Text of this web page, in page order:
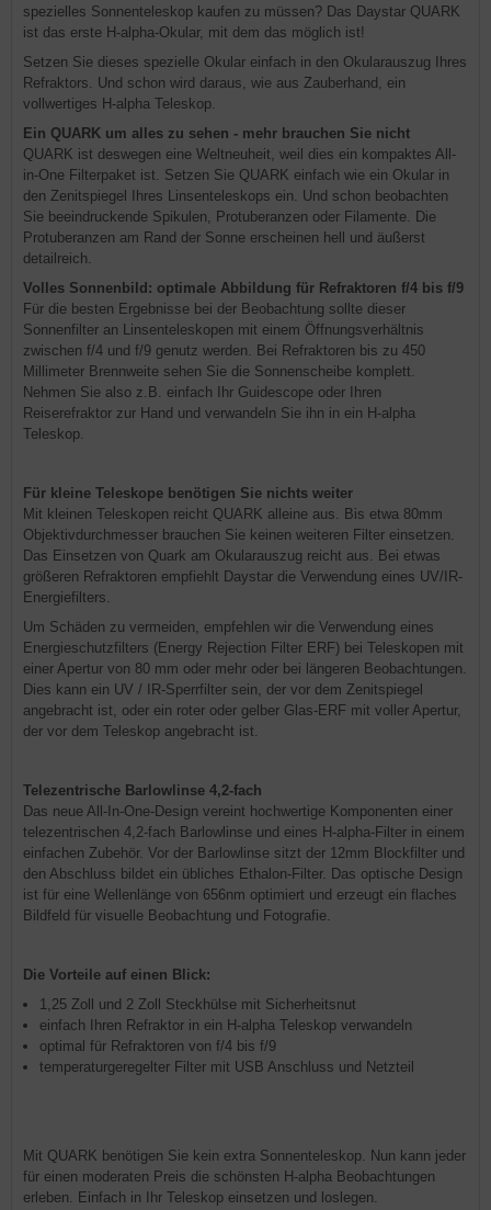
spezielles Sonnenteleskop kaufen zu müssen? Das Daystar QUARK
ist das erste H-alpha-Okular, mit dem das möglich ist!
Setzen Sie dieses spezielle Okular einfach in den Okularauszug Ihres
Refraktors. Und schon wird daraus, wie aus Zauberhand, ein
vollwertiges H-alpha Teleskop.
Ein QUARK um alles zu sehen - mehr brauchen Sie nicht
QUARK ist deswegen eine Weltneuheit, weil dies ein kompaktes All-
in-One Filterpaket ist. Setzen Sie QUARK einfach wie ein Okular in
den Zenitspiegel Ihres Linsenteleskops ein. Und schon beobachten
Sie beeindruckende Spikulen, Protuberanzen oder Filamente. Die
Protuberanzen am Rand der Sonne erscheinen hell und äußerst
detailreich.
Volles Sonnenbild: optimale Abbildung für Refraktoren f/4 bis f/9
Für die besten Ergebnisse bei der Beobachtung sollte dieser
Sonnenfilter an Linsenteleskopen mit einem Öffnungsverhältnis
zwischen f/4 und f/9 genutz werden. Bei Refraktoren bis zu 450
Millimeter Brennweite sehen Sie die Sonnenscheibe komplett.
Nehmen Sie also z.B. einfach Ihr Guidescope oder Ihren
Reiserefraktor zur Hand und verwandeln Sie ihn in ein H-alpha
Teleskop.
Für kleine Teleskope benötigen Sie nichts weiter
Mit kleinen Teleskopen reicht QUARK alleine aus. Bis etwa 80mm
Objektivdurchmesser brauchen Sie keinen weiteren Filter einsetzen.
Das Einsetzen von Quark am Okularauszug reicht aus. Bei etwas
größeren Refraktoren empfiehlt Daystar die Verwendung eines UV/IR-
Energiefilters.
Um Schäden zu vermeiden, empfehlen wir die Verwendung eines
Energieschutzfilters (Energy Rejection Filter ERF) bei Teleskopen mit
einer Apertur von 80 mm oder mehr oder bei längeren Beobachtungen.
Dies kann ein UV / IR-Sperrfilter sein, der vor dem Zenitspiegel
angebracht ist, oder ein roter oder gelber Glas-ERF mit voller Apertur,
der vor dem Teleskop angebracht ist.
Telezentrische Barlowlinse 4,2-fach
Das neue All-In-One-Design vereint hochwertige Komponenten einer
telezentrischen 4,2-fach Barlowlinse und eines H-alpha-Filter in einem
einfachen Zubehör. Vor der Barlowlinse sitzt der 12mm Blockfilter und
den Abschluss bildet ein übliches Ethalon-Filter. Das optische Design
ist für eine Wellenlänge von 656nm optimiert und erzeugt ein flaches
Bildfeld für visuelle Beobachtung und Fotografie.
Die Vorteile auf einen Blick:
1,25 Zoll und 2 Zoll Steckhülse mit Sicherheitsnut
einfach Ihren Refraktor in ein H-alpha Teleskop verwandeln
optimal für Refraktoren von f/4 bis f/9
temperaturgeregelter Filter mit USB Anschluss und Netzteil
Mit QUARK benötigen Sie kein extra Sonnenteleskop. Nun kann jeder
für einen moderaten Preis die schönsten H-alpha Beobachtungen
erleben. Einfach in Ihr Teleskop einsetzen und loslegen.